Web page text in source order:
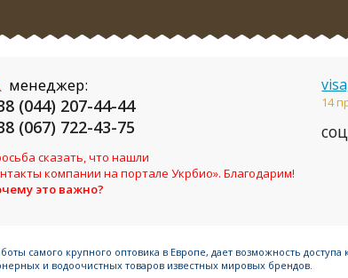
менеджер:
(044) 207-44-44
(067) 722-43-75
сказать, что нашли
компании на портале Укрбио». Благодарим!
это важно?
14
самого крупного оптовика в Европе, дает возможность
и водоочистных товаров известных мировых брендов.